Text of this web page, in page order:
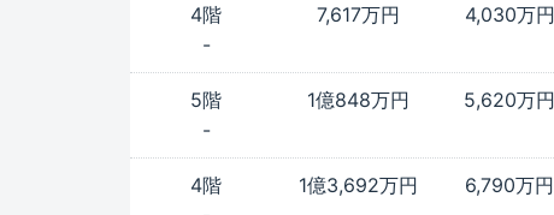
4階 7,617万円 4,030万円
-
5階 1億848万円 5,620万円
-
4階 1億3,692万円 6,790万円